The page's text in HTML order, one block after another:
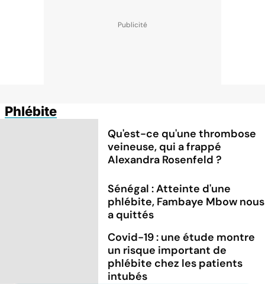
Phlébite
Qu'est-ce qu'une thrombose
veineuse, qui a frappé
Alexandra Rosenfeld ?
Sénégal : Atteinte d'une
phlébite, Fambaye Mbow nous
a quittés
Covid-19 : une étude montre
un risque important de
phlébite chez les patients
intubés